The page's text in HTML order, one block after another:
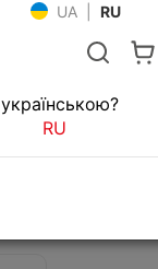
UA RU
PRO 90
RU